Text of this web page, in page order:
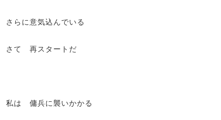
さらに意気込んでいる
さて 再スタートだ
私は 傭兵に襲いかかる